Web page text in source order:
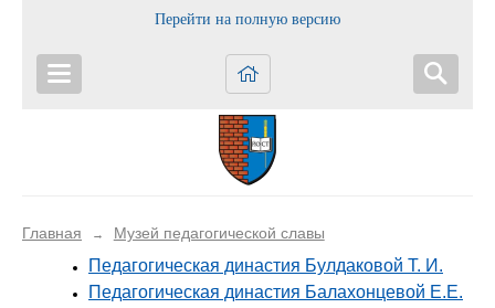
Перейти на полную версию
Главная → Музей педагогической славы
Педагогическая династия Булдаковой Т. И.
Педагогическая династия Балахонцевой Е.Е.